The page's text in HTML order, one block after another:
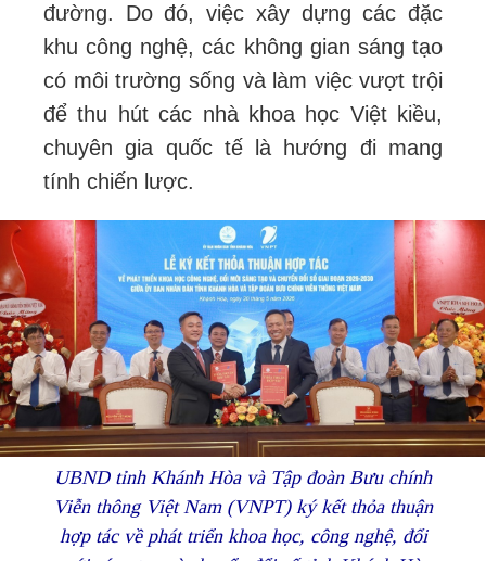
đường. Do đó, việc xây dựng các đặc
khu công nghệ, các không gian sáng tạo
có môi trường sống và làm việc vượt trội
để thu hút các nhà khoa học Việt kiều,
chuyên gia quốc tế là hướng đi mang
tính chiến lược.
UBND tỉnh Khánh Hòa và Tập đoàn Bưu chính
Viễn thông Việt Nam (VNPT) ký kết thỏa thuận
hợp tác về phát triển khoa học, công nghệ, đổi